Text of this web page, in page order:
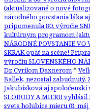
(aktualizované o nové
národného povstania láka
pripomenula 80. výročie
kultúrnym programom
NÁRODNÉ POVSTANIE VO
SKRAK opäť na scéne!
výročiu SLOVENSKÉHO
Dr. Cyrilom Daxnerom*
Ballek, nezostal zabudnutý.
Jakubisková aj spoločenskí
SLOBODY A MIERU
sveta holubice mieru (8.